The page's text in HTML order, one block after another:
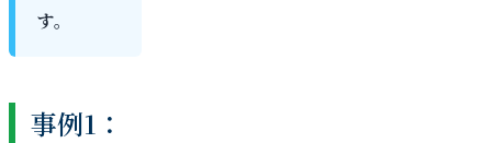
す。
事例1：